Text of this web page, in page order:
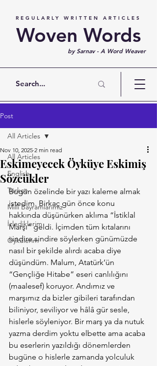
REGULARLY WRITTEN ARTICLES
Woven Words
by Sarnav - A Word Weaver
Post
All Articles
English
Türkçe
Milli Bayramlarımız
İzlediklerim
Öykülerim
All Articles
Eskimeyecek Öyküye Eskimiş
Sözcükler
Nov 10, 2025 2 min read
Bugün özelinde bir yazı kaleme almak
istedim. Birkaç gün önce konu
hakkında düşünürken aklıma “İstiklal
Marşı” geldi. İçimden tüm kıtalarını
sindire sindire söylerken günümüzde
nasıl bir şekilde alırdı acaba diye
düşündüm. Malum, Atatürk’ün
“Gençliğe Hitabe” eseri canlılığını
(maalesef) koruyor. Andımız ve
marşımız da bizler gibileri tarafından
biliniyor, seviliyor ve hâlâ gür sesle,
hislerle söyleniyor. Bir marş ya da nutuk
yazma derdim yoktu elbette ama acaba
bu eserlerin yazıldığı dönemlerden
bugüne o hislerle zamanda yolculuk